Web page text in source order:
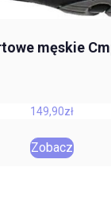
męskie
149,90zł
Zobacz